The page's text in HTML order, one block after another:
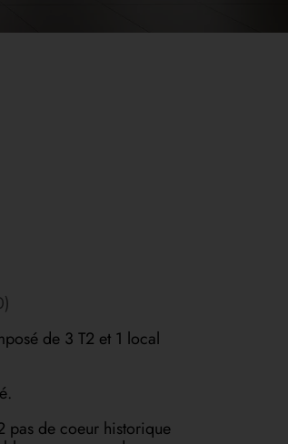
de 3 T2 et 1 local
pas de coeur historique